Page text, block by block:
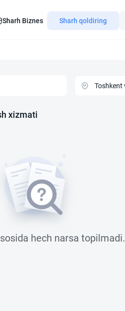
Sharh Biznes Sharh qoldiring
xizmati
hech narsa topilmadi.